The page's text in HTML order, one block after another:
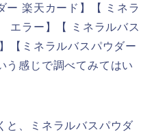
ー 楽天カード】【 ミネラ
エラー】【 ミネラルバス
【ミネラルバスパウダー
感じで調べてみてはい
と、ミネラルバスパウダ